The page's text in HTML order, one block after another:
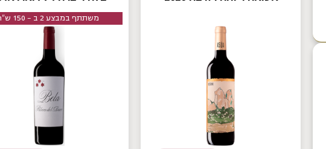
משתתף במבצע 2 ב - 150 ש"ח